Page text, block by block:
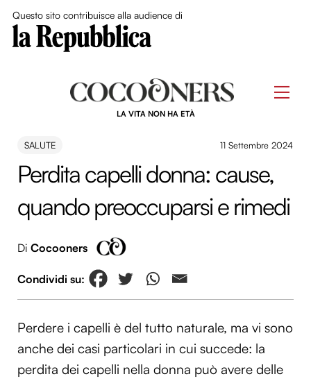
Questo sito contribuisce alla audience di
LA VITA NON HA ETÀ
SALUTE 11 Settembre 2024
Perdita capelli donna: cause,
quando preoccuparsi e rimedi
Di Cocooners
Perdere i capelli è del tutto naturale, ma vi sono
anche dei casi particolari in cui succede: la
perdita dei capelli nella donna può avere delle